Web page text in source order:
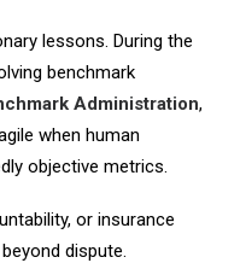
lessons. During the
benchmark
Administration,
when human
objective metrics.
or insurance
dispute.